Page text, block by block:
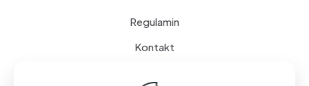
Regulamin
Kontakt